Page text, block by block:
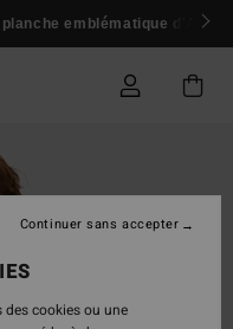
planche emblématique d'Andy
cookies ou une
Continuer sans accepter